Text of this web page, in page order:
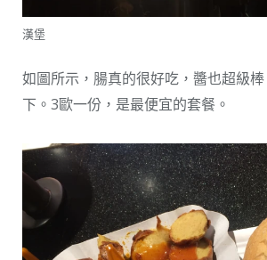
漢堡
如圖所示，腸真的很好吃，醬也超級
下。3歐一份，是最便宜的套餐。